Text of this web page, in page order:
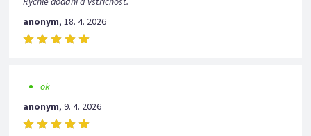
anonym,18. 4. 2026
ok
anonym,9. 4. 2026